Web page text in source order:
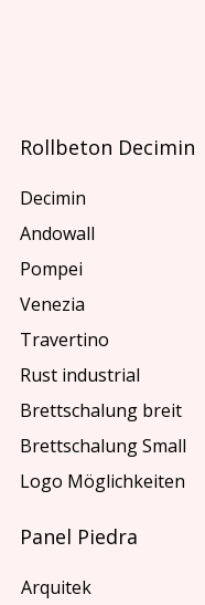
Rollbeton Decimin
Decimin
Andowall
Pompei
Venezia
Travertino
Rust industrial
Brettschalung breit
Brettschalung Small
Logo Möglichkeiten
Panel Piedra
Arquitek